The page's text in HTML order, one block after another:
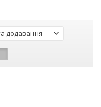
додавання